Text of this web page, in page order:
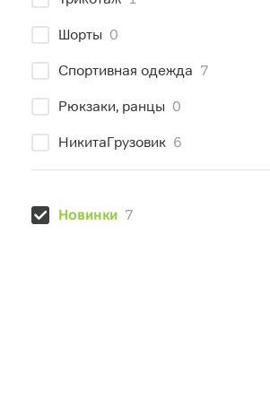
Шорты 0
Спортивная одежда 7
Рюкзаки, ранцы 0
НикитаГрузовик 6
Новинки 7